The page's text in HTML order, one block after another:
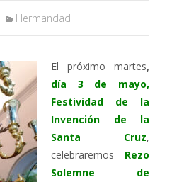
Hermandad
El próximo martes,
día 3 de mayo,
Festividad de la
Invención de la
Santa Cruz,
celebraremos Rezo
Solemne de